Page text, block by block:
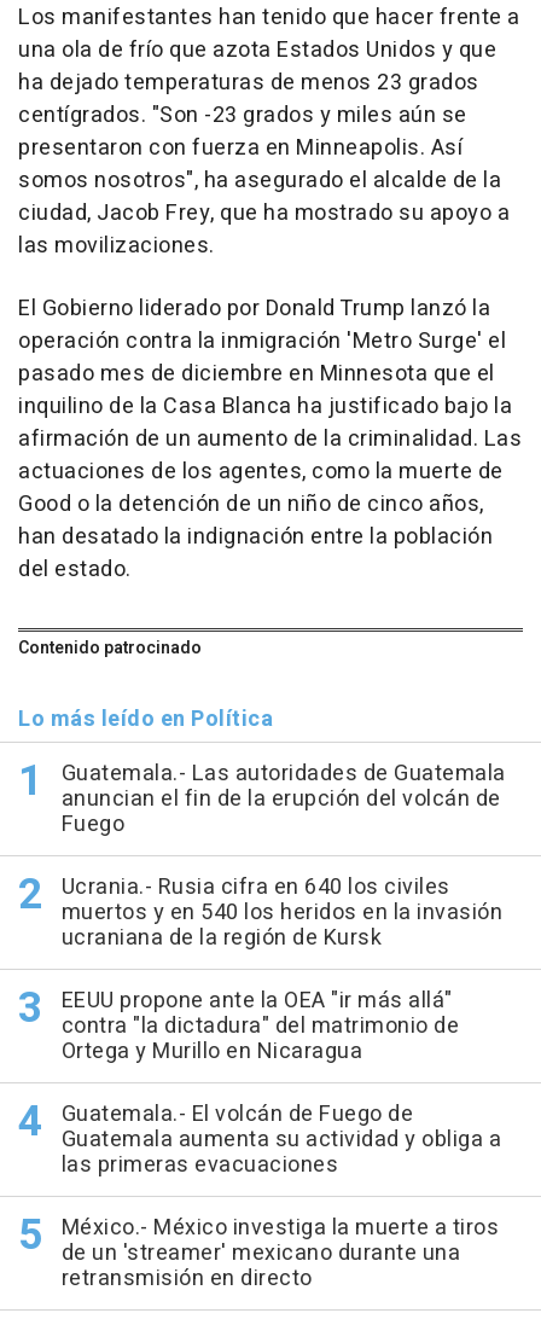
Los manifestantes han tenido que hacer frente a
una ola de frío que azota Estados Unidos y que
ha dejado temperaturas de menos 23 grados
centígrados. "Son -23 grados y miles aún se
presentaron con fuerza en Minneapolis. Así
somos nosotros", ha asegurado el alcalde de la
ciudad, Jacob Frey, que ha mostrado su apoyo a
las movilizaciones.
El Gobierno liderado por Donald Trump lanzó la
operación contra la inmigración 'Metro Surge' el
pasado mes de diciembre en Minnesota que el
inquilino de la Casa Blanca ha justificado bajo la
afirmación de un aumento de la criminalidad. Las
actuaciones de los agentes, como la muerte de
Good o la detención de un niño de cinco años,
han desatado la indignación entre la población
del estado.
Contenido patrocinado
Lo más leído en Política
Guatemala.- Las autoridades de Guatemala
anuncian el fin de la erupción del volcán de
Fuego
Ucrania.- Rusia cifra en 640 los civiles
muertos y en 540 los heridos en la invasión
ucraniana de la región de Kursk
EEUU propone ante la OEA "ir más allá"
contra "la dictadura" del matrimonio de
Ortega y Murillo en Nicaragua
Guatemala.- El volcán de Fuego de
Guatemala aumenta su actividad y obliga a
las primeras evacuaciones
México.- México investiga la muerte a tiros
de un 'streamer' mexicano durante una
retransmisión en directo